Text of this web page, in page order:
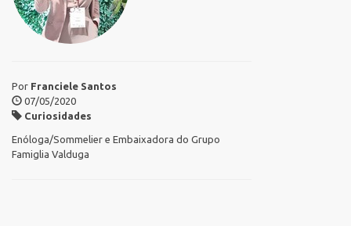
Por Franciele Santos
07/05/2020
Curiosidades
Enóloga/Sommelier e Embaixadora do Grupo
Famiglia Valduga